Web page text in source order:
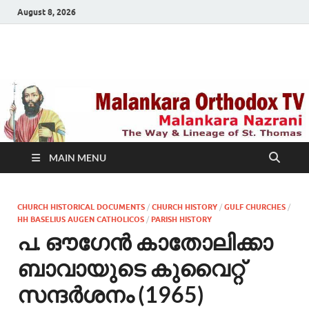
August 8, 2026
TV
MAIN MENU
CHURCH HISTORICAL DOCUMENTS / CHURCH HISTORY / GULF CHURCHES /
HH BASELIUS AUGEN CATHOLICOS / PARISH HISTORY
പ. ഔഗേന്‍ കാതോലിക്കാ
ബാവായുടെ കുവൈറ്റ്
സന്ദര്‍ശനം (1965)